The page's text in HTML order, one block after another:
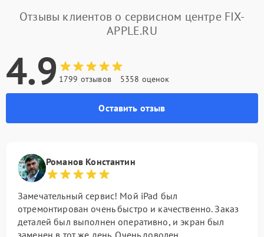
Отзывы клиентов о сервисном центре FIX-
APPLE.RU
4.9 1799 отзывов 5358 оценок
Оставить отзыв
Романов Константин
Замечательный сервис! Мой iPad был
отремонтирован очень быстро и качественно. Заказ
деталей был выполнен оперативно, и экран был
заменен в тот же день. Очень доволен